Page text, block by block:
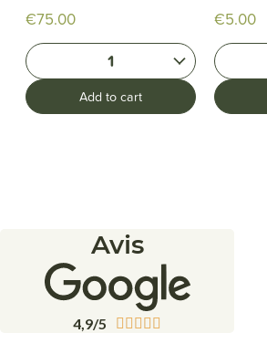
€75.00
1
Add to cart
€5.00
Avis
4,9/5     